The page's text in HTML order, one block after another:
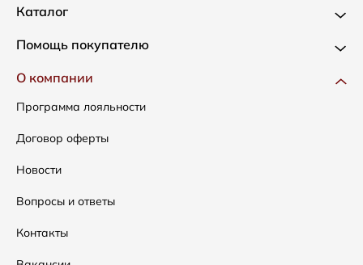
Каталог
Новинки
Одежда
Сумки
Аксессуары
Распродажа
Подарочные сертификаты
Помощь покупателю
Доставка и оплата
Как оформить заказ
Условия возвратов
Таблица размеров
Уход за одеждой
О компании
Программа лояльности
Договор оферты
Новости
Вопросы и ответы
Контакты